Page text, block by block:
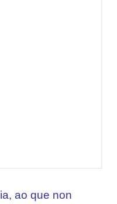
ao que non